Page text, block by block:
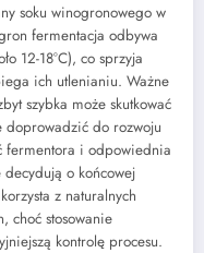
soku winogronowego w
fermentacja odbywa
12-18°C), co sprzyja
ich utlenianiu. Ważne
szybka może skutkować
doprowadzić do rozwoju
fermentora i odpowiednia
o końcowej
z naturalnych
choć stosowanie
kontrolę procesu.